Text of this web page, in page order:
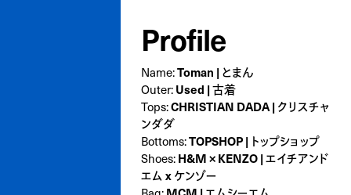
Profile
Name:Toman | とまん
Outer: Used | 古着
Tops:CHRISTIAN DADA | クリスチャ
ンダダ
Bottoms:TOPSHOP | トップショップ
Shoes: H&M × KENZO | エイチアンド
エム x ケンゾー